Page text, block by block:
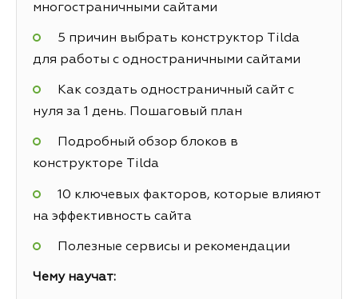
многостраничными сайтами
5 причин выбрать конструктор Tilda
для работы с одностраничными сайтами
Как создать одностраничный сайт с
нуля за 1 день. Пошаговый план
Подробный обзор блоков в
конструкторе Tilda
10 ключевых факторов, которые влияют
на эффективность сайта
Полезные сервисы и рекомендации
Чему научат: